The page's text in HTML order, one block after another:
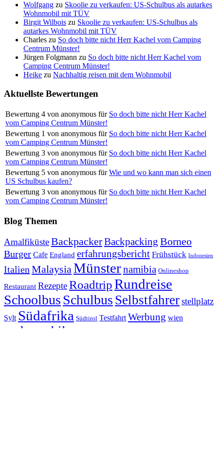
Wolfgang zu Skoolie zu verkaufen: US-Schulbus als autarkes
Wohnmobil mit TÜV
Birgit Wilbois zu Skoolie zu verkaufen: US-Schulbus als
autarkes Wohnmobil mit TÜV
Charles zu So doch bitte nicht Herr Kachel vom Camping
Centrum Münster!
Jürgen Folgmann zu So doch bitte nicht Herr Kachel vom
Camping Centrum Münster!
Heike zu Nachhaltig reisen mit dem Wohnmobil
Aktuellste Bewertungen
Bewertung 4 von anonymous für So doch bitte nicht Herr Kachel
vom Camping Centrum Münster!
Bewertung 1 von anonymous für So doch bitte nicht Herr Kachel
vom Camping Centrum Münster!
Bewertung 3 von anonymous für So doch bitte nicht Herr Kachel
vom Camping Centrum Münster!
Bewertung 5 von anonymous für Wie und wo kann man sich einen
US Schulbus kaufen?
Bewertung 3 von anonymous für So doch bitte nicht Herr Kachel
vom Camping Centrum Münster!
Blog Themen
AmalfiküsteBackpackerBackpacking Borneo
Burger Cafe England erfahrungsbericht Frühstück Indonesien
Italien MalaysiaMünsternamibia Onlineshop
Restaurant RezepteRoadtripRundreise
SchoolbusSchulbus Selbstfahrerstellplatz
Sylt Südafrika Südtirol Testfahrt Werbung wien
wohnmobil